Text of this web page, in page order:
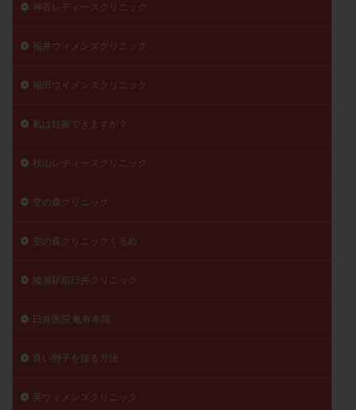
神谷レディースクリニック
福井ウィメンズクリニック
福田ウイメンズクリニック
私は妊娠できますか？
秋山レディースクリニック
空の森クリニック
空の森クリニックくるめ
綾瀬駅前臼井クリニック
臼井医院 亀有本院
良い卵子を採る方法
英ウィメンズクリニック